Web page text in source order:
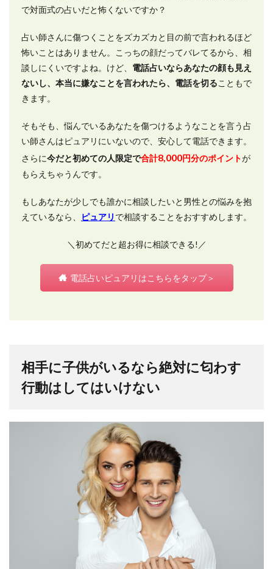
で対面式の占いだと怖くないですか？
占い師さんに傷つくことをズカズカと目の前で言われるほど
怖いことはありません。こっちの顔だってバレてるから、相
談しにくいですよね。けど、 電話占いならあなたの顔も見え
ないし、本当に嫌なことを言われたら、電話を切ることもで
きます。
そもそも、悩んでいるあなたを傷つけるようなことを言う占
い師さんはピュアリにいないので、安心して電話できます。
さらに今だと初めての人限定で合計8,000円分のポイントが
もらえちゃうんです。
もしあなたが少しでも誰かに相談したいと男性との悩みを抱
えているなら、
ピュアリ で相談することをおすすめします。
＼初めてだと超お得に相談できる!／
電話占いピュアリはこちらをタップ＞
相手に子供がいるなら絶対に匂わす
行動はしてはいけない